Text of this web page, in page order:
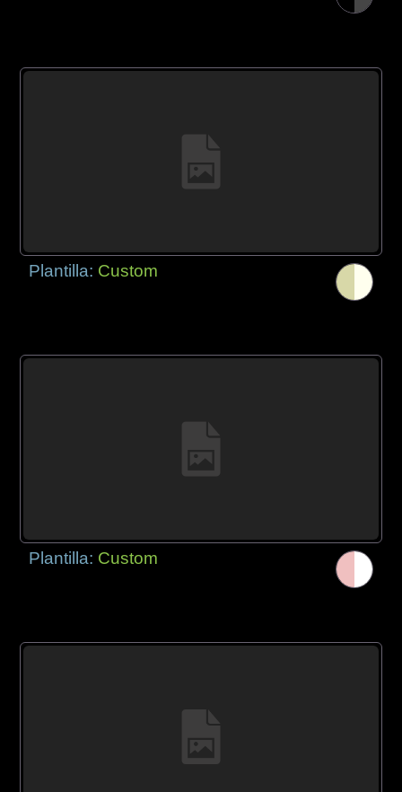
Plantilla: Custom
Plantilla: Custom